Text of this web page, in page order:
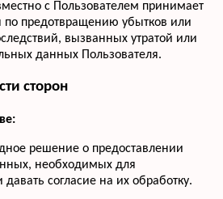
с Пользователем принимает
предотвращению убытков или
вызванных утратой или
данных Пользователя.
сторон
решение о предоставлении
необходимых для
согласие на их обработку.